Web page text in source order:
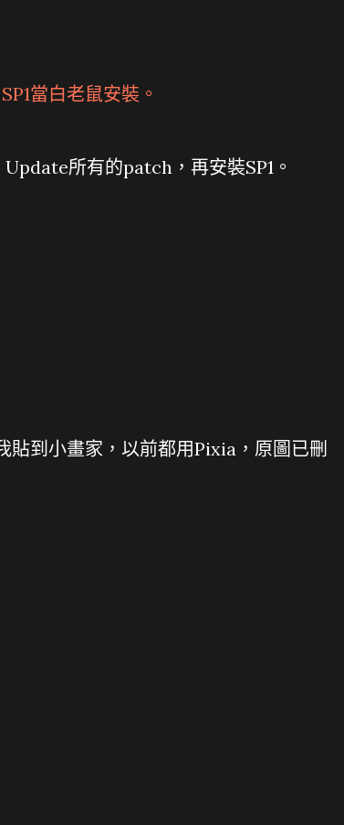
當白老鼠安裝。
所有的patch，再安裝SP1。
到小畫家，以前都用Pixia，原圖已刪